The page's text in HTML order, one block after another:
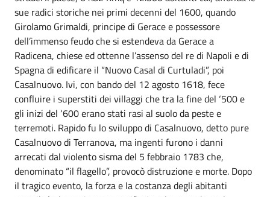
sue radici storiche nei primi decenni del 1600, quando
Girolamo Grimaldi, principe di Gerace e possessore
dell’immenso feudo che si estendeva da Gerace a
Radicena, chiese ed ottenne l’assenso del re di Napoli e di
Spagna di edificare il “Nuovo Casal di Curtuladi”, poi
Casalnuovo. Ivi, con bando del 12 agosto 1618, fece
confluire i superstiti dei villaggi che tra la fine del ‘500 e
gli inizi del ‘600 erano stati rasi al suolo da peste e
terremoti. Rapido fu lo sviluppo di Casalnuovo, detto pure
Casalnuovo di Terranova, ma ingenti furono i danni
arrecati dal violento sisma del 5 febbraio 1783 che,
denominato “il flagello”, provocò distruzione e morte. Dopo
il tragico evento, la forza e la costanza degli abitanti